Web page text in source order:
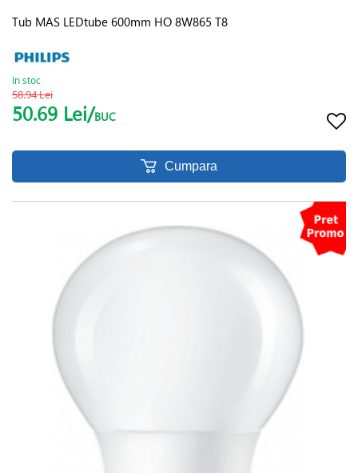
Tub MAS LEDtube 600mm HO 8W865 T8
In stoc
58.94 Lei
50.69 Lei/BUC
Cumpara